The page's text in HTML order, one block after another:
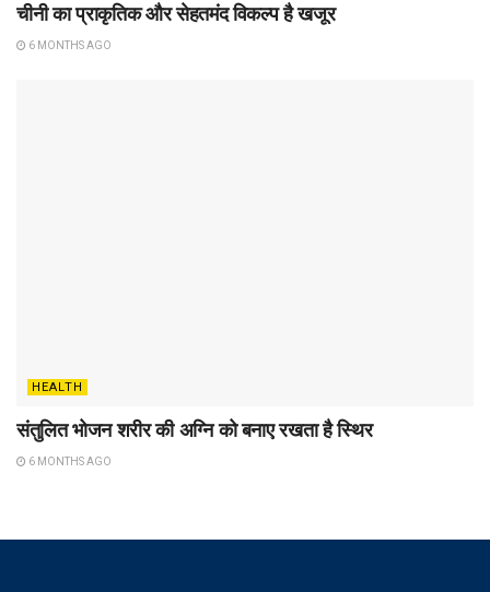
चीनी का प्राकृतिक और सेहतमंद विकल्प है खजूर
6 MONTHS AGO
HEALTH
संतुलित भोजन शरीर की अग्नि को बनाए रखता है स्थिर
6 MONTHS AGO